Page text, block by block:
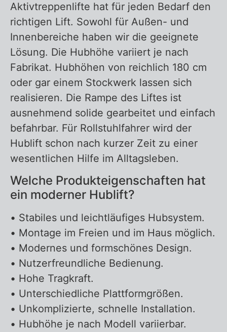
Aktivtreppenlifte hat für jeden Bedarf den
richtigen Lift. Sowohl für Außen- und
Innenbereiche haben wir die geeignete
Lösung. Die Hubhöhe variiert je nach
Fabrikat. Hubhöhen von reichlich 180 cm
oder gar einem Stockwerk lassen sich
realisieren. Die Rampe des Liftes ist
ausnehmend solide gearbeitet und einfach
befahrbar. Für Rollstuhlfahrer wird der
Hublift schon nach kurzer Zeit zu einer
wesentlichen Hilfe im Alltagsleben.
Welche Produkteigenschaften hat
ein moderner Hublift?
• Stabiles und leichtläufiges Hubsystem.
• Montage im Freien und im Haus möglich.
• Modernes und formschönes Design.
• Nutzerfreundliche Bedienung.
• Hohe Tragkraft.
• Unterschiedliche Plattformgrößen.
• Unkomplizierte, schnelle Installation.
• Hubhöhe je nach Modell variierbar.